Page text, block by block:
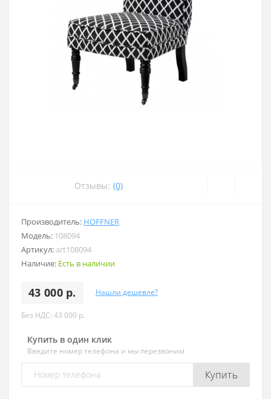
Отзывы: (0)
Производитель: HOFFNER
Модель: 108094
Артикул: art108094
Наличие: Есть в наличии
43 000 р. Нашли дешевле?
Без НДС: 43 000 р.
Купить в один клик
Введите номер телефона и мы перезвоним
Купить